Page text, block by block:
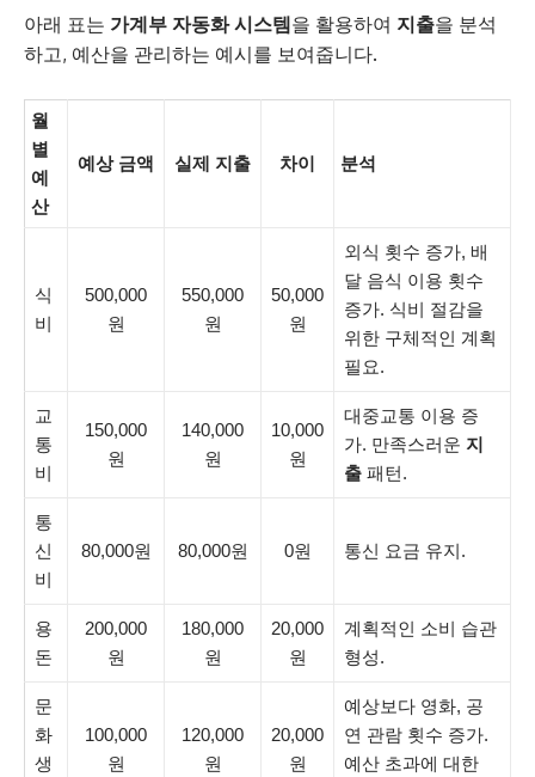
아래 표는 가계부 자동화 시스템을 활용하여 지출을 분석
하고, 예산을 관리하는 예시를 보여줍니다.
월
별
예
산
예상 금액 실제 지출 차이 분석
식
비
500,000
원
550,000
원
50,000
원
외식 횟수 증가, 배
달 음식 이용 횟수
증가. 식비 절감을
위한 구체적인 계획
필요.
교
통
비
150,000
원
140,000
원
10,000
원
대중교통 이용 증
가. 만족스러운 지
출 패턴.
통
신
비
80,000원 80,000원 0원 통신 요금 유지.
용
돈
200,000
원
180,000
원
20,000
원
계획적인 소비 습관
형성.
문
화
생
100,000
원
120,000
원
20,000
원
예상보다 영화, 공
연 관람 횟수 증가.
예산 초과에 대한